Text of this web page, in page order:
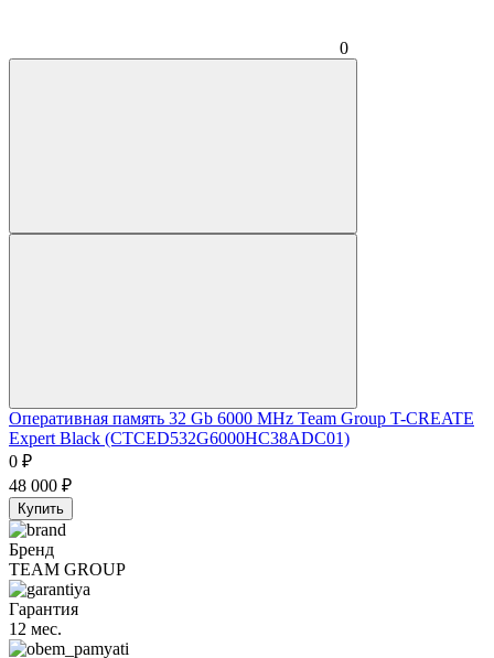
0
Оперативная память 32 Gb 6000 MHz Team Group T-CREATE
Expert Black (CTCED532G6000HC38ADC01)
0 ₽
48 000 ₽
Купить
Бренд
TEAM GROUP
Гарантия
12 мес.